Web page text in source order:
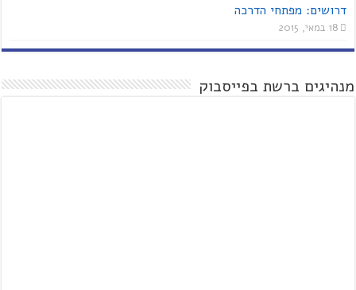
דרושים: מפתחי הדרכה
18 במאי, 2015
מנהיגים ברשת בפייסבוק